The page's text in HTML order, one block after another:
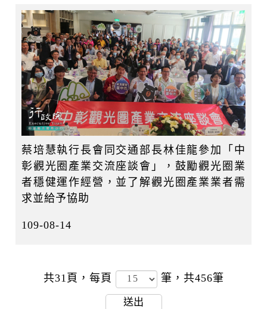
蔡培慧執行長會同交通部長林佳龍參加「中
彰觀光圈產業交流座談會」，鼓勵觀光圈業
者穩健運作經營，並了解觀光圈產業業者需
求並給予協助
109-08-14
共31頁， 每頁 筆，共456筆
送出